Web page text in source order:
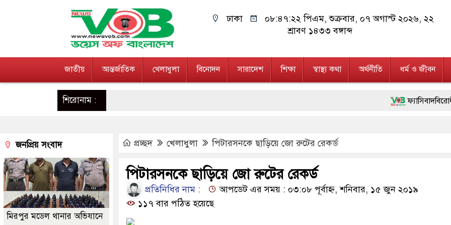
ঢাকা ০৮:৪৭:২২ পিএম, শুক্রবার, ০৭ অগাস্ট ২০২৬, ২২
শ্রাবণ ১৪৩৩ বঙ্গাব্দ
জাতীয় আন্তর্জাতিক খেলাধুলা বিনোদন সারাদেশ শিক্ষা স্বাস্থ্য কথা অর্থনীতি ধর্ম ও জীবন
শিরোনাম : ফ্যাসিবাদবিরোধী
জনগণ পরিবর্তন চেয়েছে
২৮ লাখ টাকার জাল
নেতৃত্ব ও গণতন্ত্রের
অবৈধ বিদেশি পিস্তল,
প্রচ্ছদ খেলাধুলা পিটারসনকে ছাড়িয়ে জো রুটের রেকর্ড
পিটারসনকে ছাড়িয়ে জো রুটের রেকর্ড
প্রতিনিধির নাম :
আপডেট এর সময় : ০৩:০৮ পূর্বাহ্ন, শনিবার, ১৫ জুন ২০১৯
১১৭ বার পঠিত হয়েছে
জনপ্রিয় সংবাদ
মিরপুর মডেল থানার অভিযানে